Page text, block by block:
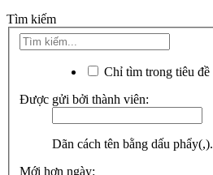
Tìm kiếm
Chỉ tìm trong tiêu đề
Được gửi bởi thành viên:
Dãn cách tên bằng dấu phẩy(,).
Mới hơn ngày: